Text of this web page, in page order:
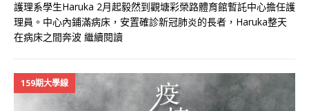
護理系學生Haruka 2月起毅然到觀塘彩榮路體育館暫託中心擔任護
理員。中心內鋪滿病床，安置確診新冠肺炎的長者，Haruka整天
在病床之間奔波 繼續閱讀
159期大學線